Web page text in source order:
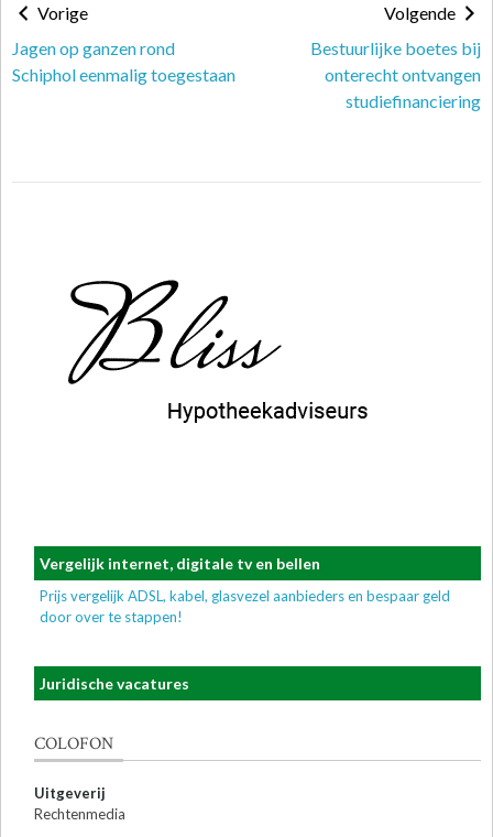
Vorige
Jagen op ganzen rond
Schiphol eenmalig toegestaan
Volgende
Bestuurlijke boetes bij
onterecht ontvangen
studiefinanciering
Vergelijk internet, digitale tv en bellen
Prijs vergelijk ADSL, kabel, glasvezel aanbieders en bespaar geld
door over te stappen!
Juridische vacatures
COLOFON
Uitgeverij
Rechtenmedia